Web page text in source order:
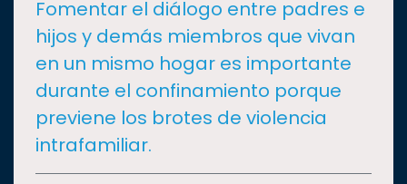
I+D+IEXPERTOS
SALUD
SUSTENTABILIDAD
Fomentar el diálogo entre padres e
hijos y demás miembros que vivan
en un mismo hogar es importante
durante el confinamiento porque
previene los brotes de violencia
intrafamiliar.